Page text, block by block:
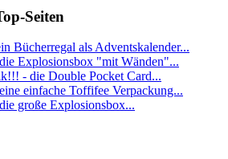
Seiten
Bücherregal als Adventskalender...
Explosionsbox "mit Wänden"...
- die Double Pocket Card...
einfache Toffifee Verpackung...
große Explosionsbox...